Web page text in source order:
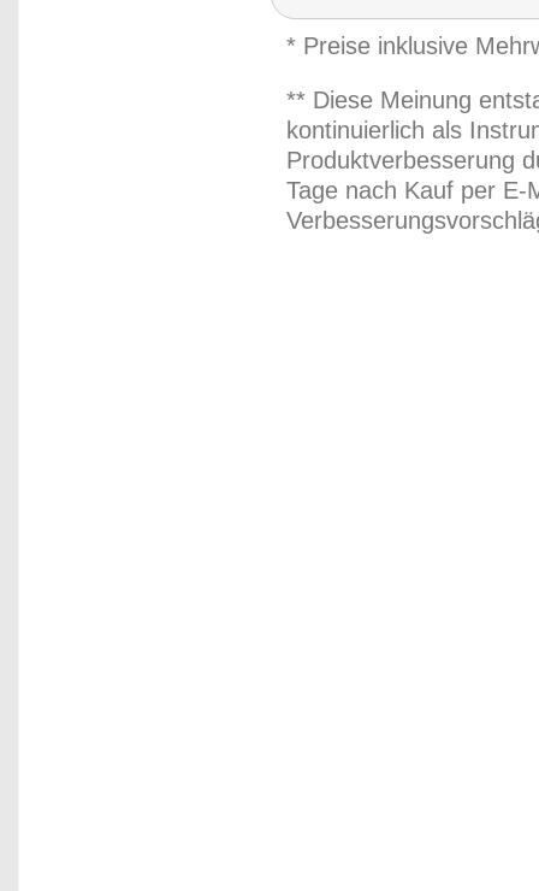
* Preise inklusive
** Diese Meinung
kontinuierlich als
Produktverbesserung
Tage nach Kauf per E-